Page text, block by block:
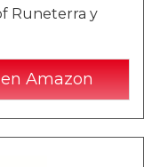
Runeterra y
Amazon